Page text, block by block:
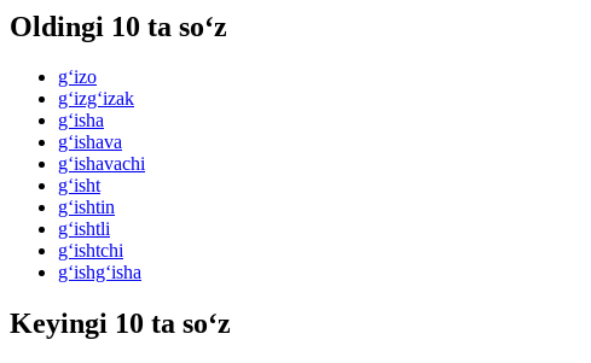
Oldingi 10 ta so‘z
g‘izo
g‘izg‘izak
g‘isha
g‘ishava
g‘ishavachi
g‘isht
g‘ishtin
g‘ishtli
g‘ishtchi
g‘ishg‘isha
Keyingi 10 ta so‘z